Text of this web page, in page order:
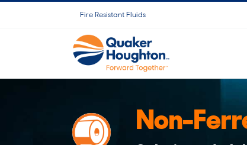
Fire Resistant Fluids
Non-